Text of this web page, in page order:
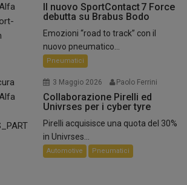
Il nuovo SportContact 7 Force
debutta su Brabus Bodo
Emozioni “road to track” con il
nuovo pneumatico...
Pneumatici
3 Maggio 2026 Paolo Ferrini
Collaborazione Pirelli ed
Univrses per i cyber tyre
Pirelli acquisisce una quota del 30%
in Univrses...
Automotive Pneumatici